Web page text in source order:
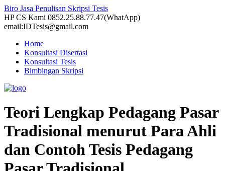
Biro Jasa Penulisan Skripsi Tesis
HP CS Kami 0852.25.88.77.47(WhatApp)
email:IDTesis@gmail.com
Home
Konsultasi Disertasi
Konsultasi Tesis
Bimbingan Skripsi
Teori Lengkap Pedagang Pasar
Tradisional menurut Para Ahli
dan Contoh Tesis Pedagang